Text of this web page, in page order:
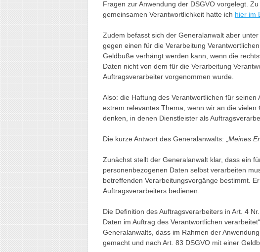
Fragen zur Anwendung der DSGVO vorgelegt.
gemeinsamen Verantwortlichkeit hatte ich hier im
Zudem befasst sich der Generalanwalt aber
gegen einen für die Verarbeitung
Geldbuße verhängt werden kann, wenn die
Daten nicht von dem für die Verarbeitung
Auftragsverarbeiter vorgenommen wurde.
Also: die Haftung des Verantwortlichen für
extrem relevantes Thema, wenn wir an die
denken, in denen Dienstleister als
Die kurze Antwort des Generalanwalts: „ Meines
Zunächst stellt der Generalanwalt klar, dass ein
personenbezogenen Daten selbst verarbeiten
betreffenden Verarbeitungsvorgänge bestimmt.
Auftragsverarbeiters bedienen.
Die Definition des Auftragsverarbeiters in Art. 4
Daten im Auftrag des Verantwortlichen
Generalanwalts, dass im Rahmen der
gemacht und nach Art. 83 DSGVO mit einer